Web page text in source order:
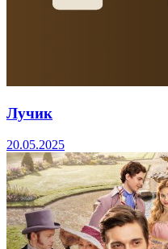
Лучик
20.05.2025